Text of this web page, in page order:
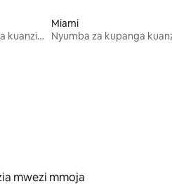
Nyumba za kupanga kuanzia mwezi mmoja
Miami
mwezi mmoja